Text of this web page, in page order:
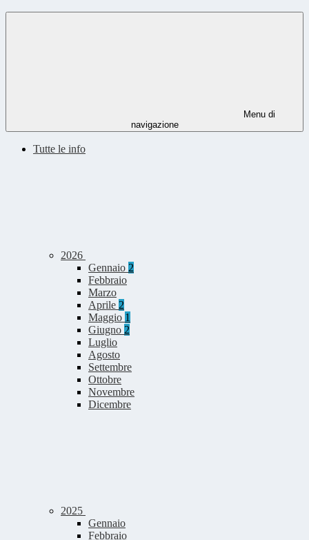
Menu di
navigazione
Tutte le info
2026
Gennaio 2
Febbraio
Marzo
Aprile 2
Maggio 1
Giugno 2
Luglio
Agosto
Settembre
Ottobre
Novembre
Dicembre
2025
Gennaio
Febbraio